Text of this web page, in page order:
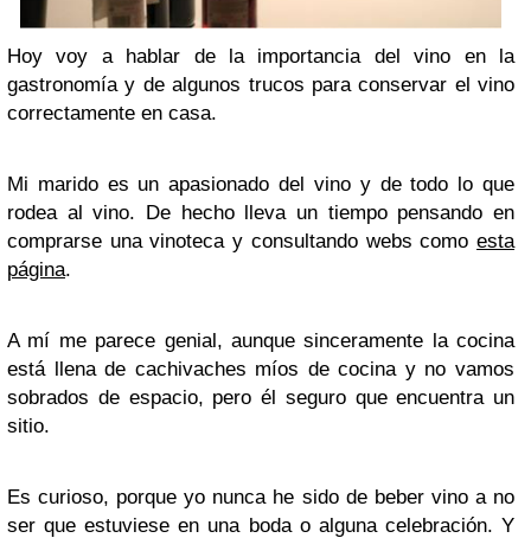
Hoy voy a hablar de la importancia del vino en la
gastronomía y de algunos trucos para conservar el vino
correctamente en casa.
Mi marido es un apasionado del vino y de todo lo que
rodea al vino. De hecho lleva un tiempo pensando en
comprarse una vinoteca y consultando webs como esta
página.
A mí me parece genial, aunque sinceramente la cocina
está llena de cachivaches míos de cocina y no vamos
sobrados de espacio, pero él seguro que encuentra un
sitio.
Es curioso, porque yo nunca he sido de beber vino a no
ser que estuviese en una boda o alguna celebración. Y